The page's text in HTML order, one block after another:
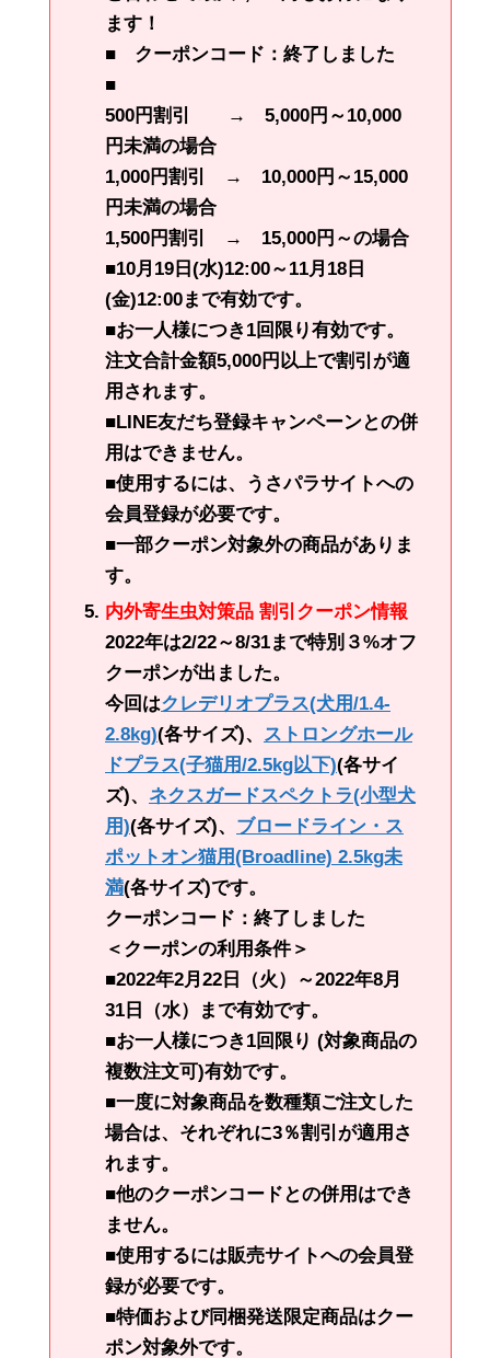
ます！
■ クーポンコード：終了しました
■
500円割引 → 5,000円～10,000
円未満の場合
1,000円割引 → 10,000円～15,000
円未満の場合
1,500円割引 → 15,000円～の場合
■10月19日(水)12:00～11月18日
(金)12:00まで有効です。
■お一人様につき1回限り有効です。
注文合計金額5,000円以上で割引が適
用されます。
■LINE友だち登録キャンペーンとの併
用はできません。
■使用するには、うさパラサイトへの
会員登録が必要です。
■一部クーポン対象外の商品がありま
す。
内外寄生虫対策品 割引クーポン情報
2022年は2/22～8/31まで特別３%オフ
クーポンが出ました。
今回はクレデリオプラス(犬用/1.4-
2.8kg)(各サイズ)、 ストロングホール
ドプラス(子猫用/2.5kg以下)(各サイ
ズ)、 ネクスガードスペクトラ(小型犬
用)(各サイズ)、 ブロードライン・ス
ポットオン猫用(Broadline) 2.5kg未
満(各サイズ)です。
クーポンコード：終了しました
＜クーポンの利用条件＞
■2022年2月22日（火）～2022年8月
31日（水）まで有効です。
■お一人様につき1回限り (対象商品の
複数注文可)有効です。
■一度に対象商品を数種類ご注文した
場合は、それぞれに3％割引が適用さ
れます。
■他のクーポンコードとの併用はでき
ません。
■使用するには販売サイトへの会員登
録が必要です。
■特価および同梱発送限定商品はクー
ポン対象外です。